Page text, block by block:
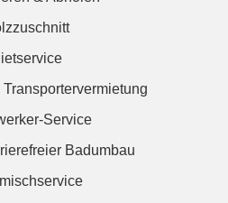
Service
Badumbau